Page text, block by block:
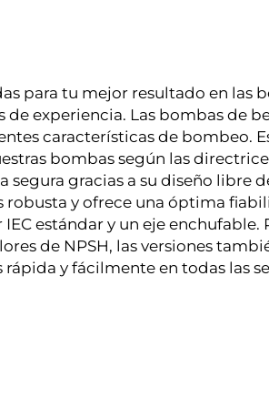
para tu mejor resultado en las
experiencia. Las bombas de
características de bombeo.
bombas según las
gracias a su diseño libre
y ofrece una óptima
estándar y un eje
de NPSH, las versiones
y fácilmente en todas las